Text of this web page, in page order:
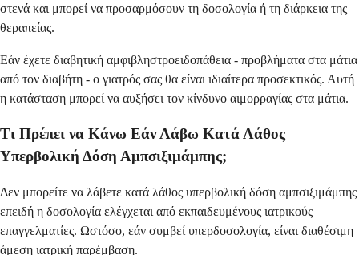
στενά και μπορεί να προσαρμόσουν τη δοσολογία ή τη διάρκεια της
θεραπείας.
Εάν έχετε διαβητική αμφιβληστροειδοπάθεια - προβλήματα στα μάτια
από τον διαβήτη - ο γιατρός σας θα είναι ιδιαίτερα προσεκτικός. Αυτή
η κατάσταση μπορεί να αυξήσει τον κίνδυνο αιμορραγίας στα μάτια.
Τι Πρέπει να Κάνω Εάν Λάβω Κατά Λάθος
Υπερβολική Δόση Αμπσιξιμάμπης;
Δεν μπορείτε να λάβετε κατά λάθος υπερβολική δόση αμπσιξιμάμπης
επειδή η δοσολογία ελέγχεται από εκπαιδευμένους ιατρικούς
επαγγελματίες. Ωστόσο, εάν συμβεί υπερδοσολογία, είναι διαθέσιμη
άμεση ιατρική παρέμβαση.